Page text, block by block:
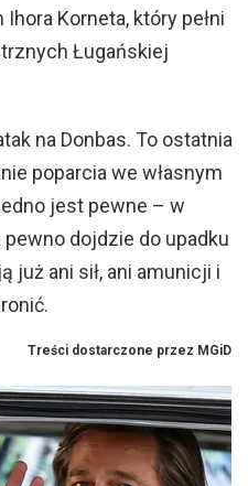
Korneta, który pełni
Ługańskiej
na Donbas. To ostatnia
poparcia we własnym
jest pewne – w
dojdzie do upadku
już ani sił, ani amunicji i